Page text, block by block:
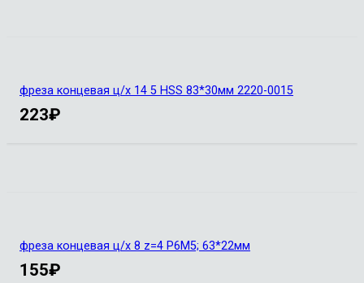
фреза концевая ц/х 14 5 HSS 83*30мм 2220-0015
223₽
фреза концевая ц/х 8 z=4 Р6М5; 63*22мм
155₽